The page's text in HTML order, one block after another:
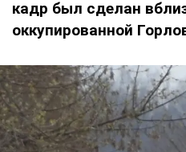
кадр был сделан
оккупированной